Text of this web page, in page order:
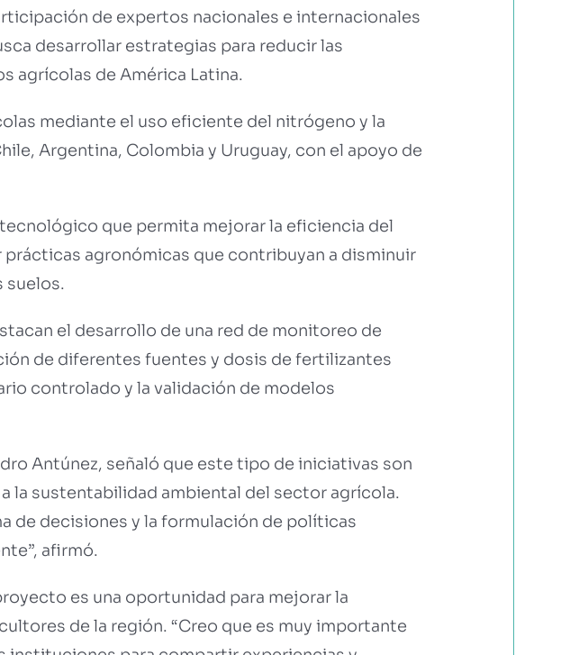
de expertos nacionales e internacionales
desarrollar estrategias para reducir las
agrícolas de América Latina.
mediante el uso eficiente del nitrógeno y la
Argentina, Colombia y Uruguay, con el apoyo de
que permita mejorar la eficiencia del
agronómicas que contribuyan a disminuir
suelos.
el desarrollo de una red de monitoreo de
de diferentes fuentes y dosis de fertilizantes
controlado y la validación de modelos
Antúnez, señaló que este tipo de iniciativas son
la sustentabilidad ambiental del sector agrícola.
de decisiones y la formulación de políticas
afirmó.
es una oportunidad para mejorar la
de la región. “Creo que es muy importante